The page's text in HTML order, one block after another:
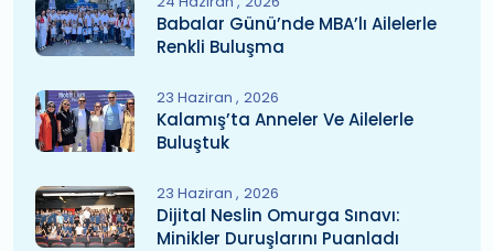
Babalar Günü’nde MBA’lı Ailelerle
Renkli Buluşma
23 Haziran 2026
Kalamış’ta Anneler Ve Ailelerle
Buluştuk
23 Haziran 2026
Dijital Neslin Omurga Sınavı:
Minikler Duruşlarını Puanladı